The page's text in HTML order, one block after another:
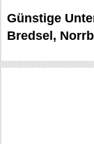
Günstige
Bredsel,